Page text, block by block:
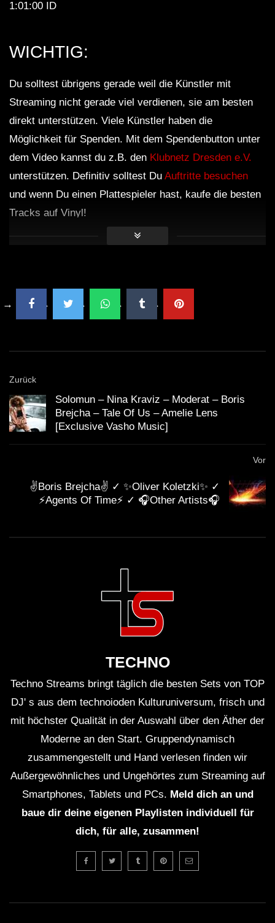
1:01:00 ID
WICHTIG:
Du solltest übrigens gerade weil die Künstler mit
Streaming nicht gerade viel verdienen, sie am besten
direkt unterstützen. Viele Künstler haben die
Möglichkeit für Spenden. Mit dem Spendenbutton unter
dem Video kannst du z.B. den Klubnetz Dresden e.V.
unterstützen. Definitiv solltest Du Auftritte besuchen
und wenn Du einen Plattespieler hast, kaufe die besten
Tracks auf Vinyl!
Zurück
Solomun – Nina Kraviz – Moderat – Boris
Brejcha – Tale Of Us – Amelie Lens
[Exclusive Vasho Music]
Vor
✌Boris Brejcha✌ ✓ ✨Oliver Koletzki✨ ✓
⚡Agents Of Time⚡ ✓ 🎧Other Artists🎧
TECHNO
Techno Streams bringt täglich die besten Sets von TOP
DJ' s aus dem technoioden Kulturuniversum, frisch und
mit höchster Qualität in der Auswahl über den Äther der
Moderne an den Start. Gruppendynamisch
zusammengestellt und Hand verlesen finden wir
Außergewöhnliches und Ungehörtes zum Streaming auf
Smartphones, Tablets und PCs. Meld dich an und
baue dir deine eigenen Playlisten individuell für
dich, für alle, zusammen!